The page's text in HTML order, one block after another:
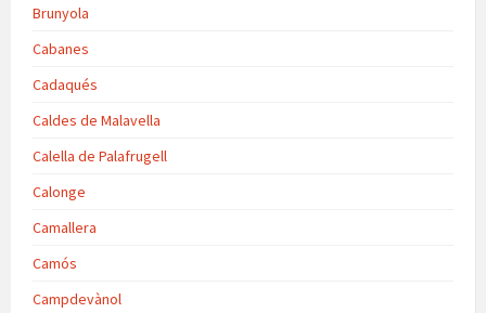
Brunyola
Cabanes
Cadaqués
Caldes de Malavella
Calella de Palafrugell
Calonge
Camallera
Camós
Campdevànol